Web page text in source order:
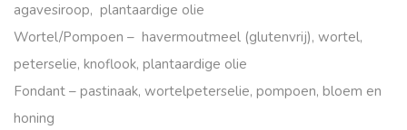
agavesiroop, plantaardige olie
Wortel/Pompoen – havermoutmeel (glutenvrij), wortel,
peterselie, knoflook, plantaardige olie
Fondant – pastinaak, wortelpeterselie, pompoen, bloem en
honing